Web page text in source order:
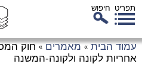
תפריט חיפוש
עמוד הבית » מאמרים » חוק
אחריות לקונה ולקונה-המשנה